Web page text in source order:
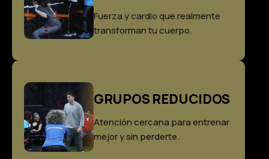
Fuerza y cardio que realmente
transforman tu cuerpo.
GRUPOS REDUCIDOS
Atención cercana para entrenar
mejor y sin perderte.